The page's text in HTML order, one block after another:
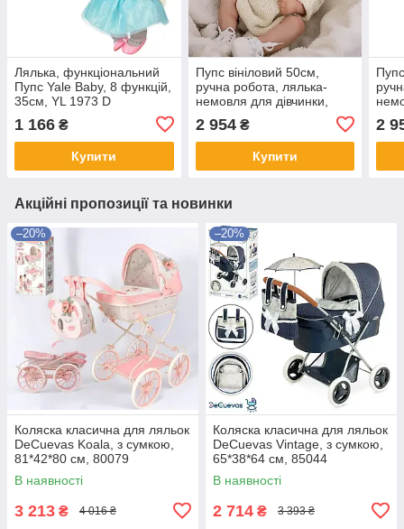
Лялька, функціональний
Пупс Yale Baby, 8 функцій,
35см, YL 1973 D
1 166 ₴
Купити
Пупс вініловий 50см,
ручна робота, лялька-
немовля для дівчинки,
2 954₴
Купити
2
Акційні пропозиції та новинки
–20%
Коляска класична для ляльок
DeCuevas Koala, з сумкою,
81*42*80 см, 80079
В наявності
3 213 ₴ 4 016 ₴
–20%
Коляска класична для ляльок
DeCuevas Vintage, з сумкою,
65*38*64 см, 85044
В наявності
2 714 ₴ 3 393 ₴